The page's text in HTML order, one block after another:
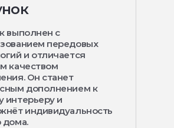
выполнен с
передовых
и отличается
качеством
Он станет
дополнением к
интерьеру и
индивидуальность
дома.